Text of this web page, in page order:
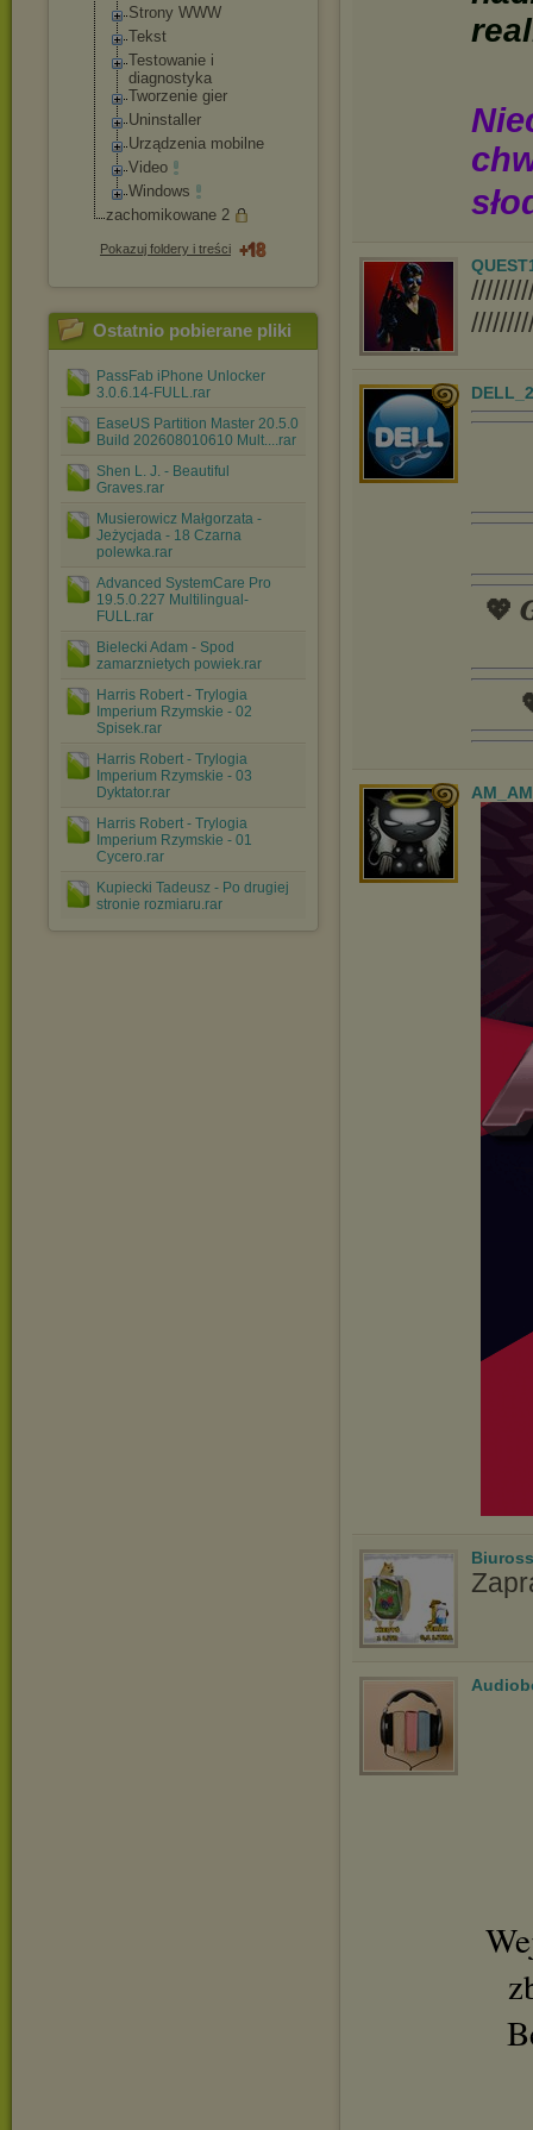
Strony WWW
Tekst
Testowanie i
diagnostyka
Tworzenie gier
Uninstaller
Urządzenia mobilne
Video
Windows
zachomikowane 2
Pokazuj foldery i treści
Ostatnio pobierane pliki
PassFab iPhone Unlocker
3.0.6.14-FULL.rar
EaseUS Partition Master 20.5.0
Build 202608010610 Mult....rar
Shen L. J. - Beautiful
Graves.rar
Musierowicz Małgorzata -
Jeżycjada - 18 Czarna
polewka.rar
Advanced SystemCare Pro
19.5.0.227 Multilingual-
FULL.rar
Bielecki Adam - Spod
zamarznietych powiek.rar
Harris Robert - Trylogia
Imperium Rzymskie - 02
Spisek.rar
Harris Robert - Trylogia
Imperium Rzymskie - 03
Dyktator.rar
Harris Robert - Trylogia
Imperium Rzymskie - 01
Cycero.rar
Kupiecki Tadeusz - Po drugiej
stronie rozmiaru.rar
💖
AM_AM